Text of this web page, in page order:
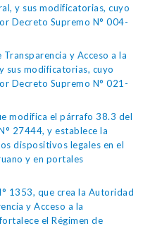
y sus modificatorias, cuyo
Decreto Supremo N° 004-
y Acceso a la
sus modificatorias, cuyo
Decreto Supremo N° 021-
modifica el párrafo 38.3 del
27444, y establece la
dispositivos legales en el
y en portales
1353, que crea la Autoridad
y Acceso a la
el Régimen de